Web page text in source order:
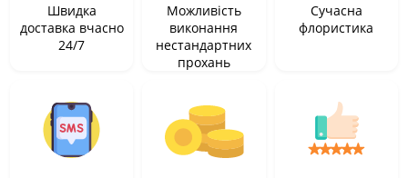
Швидка
доставка вчасно
24/7
Можливість
виконання
нестандартних
прохань
Сучасна
флористика